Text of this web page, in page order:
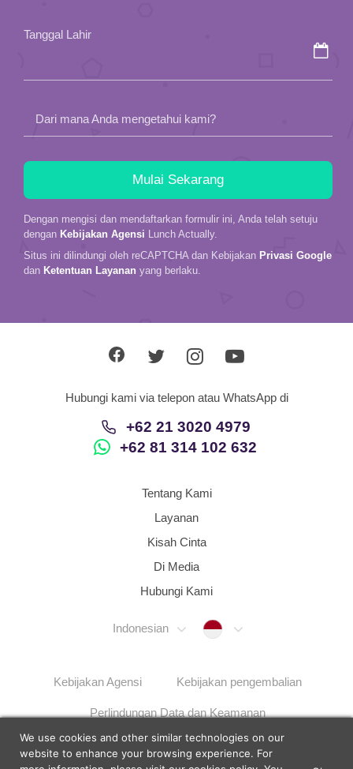
Tanggal Lahir
Dari mana Anda mengetahui kami?
Dengan mengisi dan mendaftarkan formulir ini, Anda telah setuju
dengan Kebijakan Agensi Lunch Actually.
Situs ini dilindungi oleh reCAPTCHA dan Kebijakan Privasi Google
dan Ketentuan Layanan yang berlaku.
Hubungi kami via telepon atau WhatsApp di
+62 21 3020 4979
+62 81 314 102 632
Tentang Kami
Layanan
Kisah Cinta
Di Media
Hubungi Kami
Indonesian Indonesia
Kebijakan Agensi Kebijakan pengembalian
Perlindungan Data dan Keamanan
Langkah Penyelesaian Masalah Sitemap
We use cookies and other similar technologies on our
website to enhance your browsing experience. For